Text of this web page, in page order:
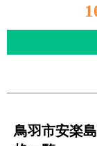
鳥羽市安楽